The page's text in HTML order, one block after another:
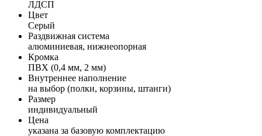
ЛДСП
Цвет
Серый
Раздвижная система
алюминиевая, нижнеопорная
Кромка
ПВХ (0,4 мм, 2 мм)
Внутреннее наполнение
на выбор (полки, корзины, штанги)
Размер
индивидуальный
Цена
указана за базовую комплектацию